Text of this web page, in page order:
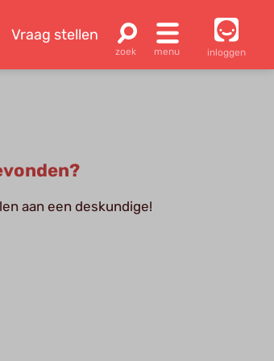
Vraag stellen
inloggen
aan een deskundige!